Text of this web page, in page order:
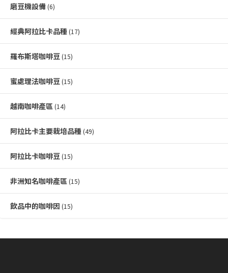
磨豆機設備 (6)
經典阿拉比卡品種 (17)
羅布斯塔咖啡豆 (15)
蜜處理法咖啡豆 (15)
越南咖啡產區 (14)
阿拉比卡主要栽培品種 (49)
阿拉比卡咖啡豆 (15)
非洲知名咖啡產區 (15)
飲品中的咖啡因 (15)